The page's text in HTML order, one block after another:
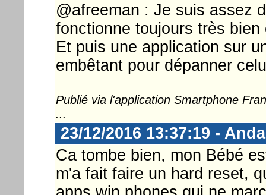
@afreeman : Je suis assez
fonctionne toujours très
Et puis une application sur
embêtant pour dépanner
Publié via l'application Smartphone
...
23/12/2016 13:37:19 -
Ca tombe bien, mon Bébé
m'a fait faire un hard reset,